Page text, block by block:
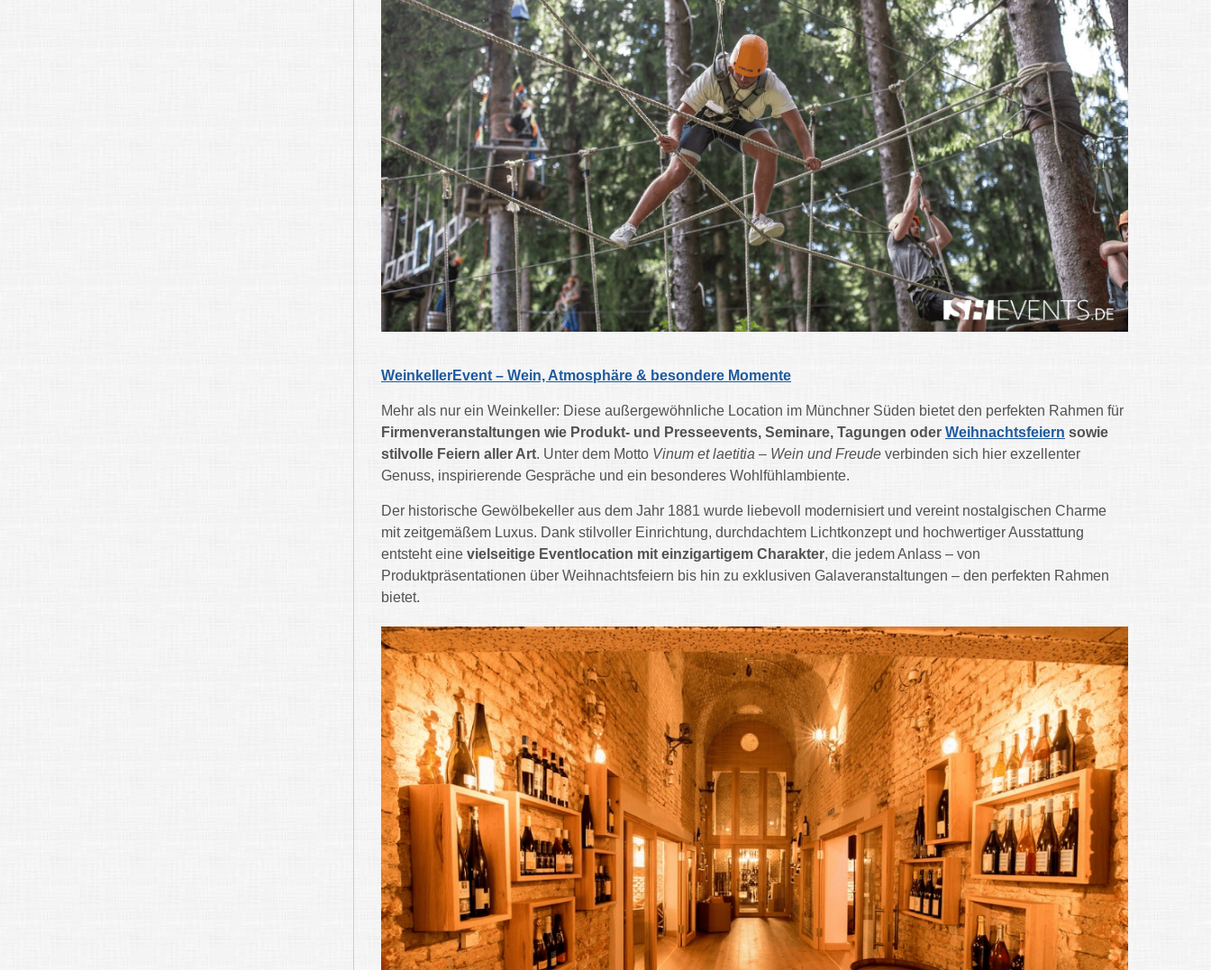
WeinkellerEvent – Wein, Atmosphäre & besondere Momente
Mehr als nur ein Weinkeller: Diese außergewöhnliche Location im Münchner Süden bietet den perfekten Rahmen für
Firmenveranstaltungen wie Produkt- und Presseevents, Seminare, Tagungen oder Weihnachtsfeiern sowie
stilvolle Feiern aller Art. Unter dem Motto Vinum et laetitia – Wein und Freude verbinden sich hier exzellenter
Genuss, inspirierende Gespräche und ein besonderes Wohlfühlambiente.
Der historische Gewölbekeller aus dem Jahr 1881 wurde liebevoll modernisiert und vereint nostalgischen Charme
mit zeitgemäßem Luxus. Dank stilvoller Einrichtung, durchdachtem Lichtkonzept und hochwertiger Ausstattung
entsteht eine vielseitige Eventlocation mit einzigartigem Charakter, die jedem Anlass – von
Produktpräsentationen über Weihnachtsfeiern bis hin zu exklusiven Galaveranstaltungen – den perfekten Rahmen
bietet.